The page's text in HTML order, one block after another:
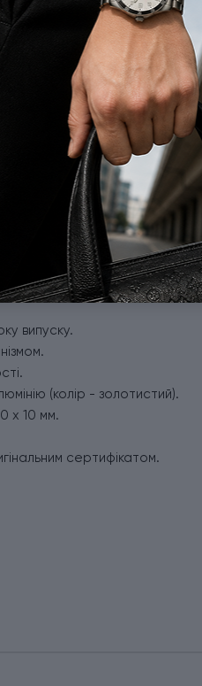
0
X Alox 0.8070.28 з
конструкція і
вигляд. Кишеньковий
швидко підрізати,
Victorinox Pioneer X, але в
Companion
випуску.
(колір - золотистий).
х 10 мм.
сертифікатом.